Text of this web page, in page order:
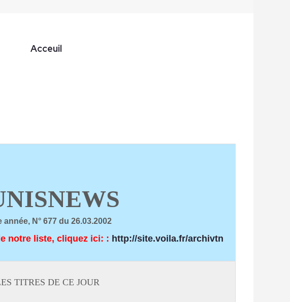
Acceuil
année, N° 677 du 26.03.2002
notre liste, cliquez ici: : http://site.voila.fr/archivtn
TITRES DE CE JOUR: